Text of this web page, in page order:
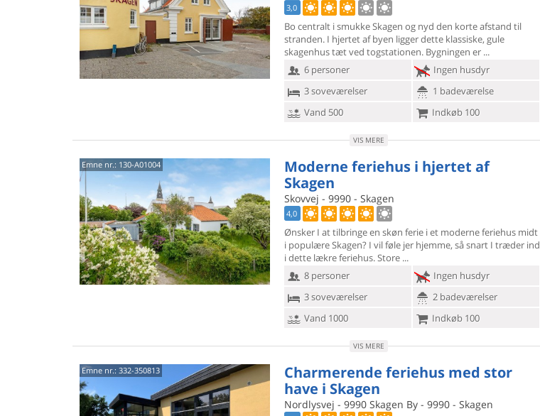
3,0
Bo centralt i smukke Skagen og nyd den korte afstand til
stranden. I hjertetaf byen ligger dette klassiske, gule
skagenhus tæt ved togstationen. Bygningen er
6 personer
Ingen husdyr
3 soveværelser
1 badeværelse
Vand 500
Indkøb 100
VIS MERE
Emne nr.: 130-A01004
Moderne feriehus i hjertet af
Skagen
Skovvej - 9990 - Skagen
4,0
Ønsker I at tilbringe en skøn ferie i et moderne feriehus midt
i populæreSkagen? I vil føle jer hjemme, så snart I træder ind
i dette lækre feriehus. Store
8 personer
Ingen husdyr
3 soveværelser
2 badeværelser
Vand 1000
Indkøb 100
VIS MERE
Emne nr.: 332-350813
Charmerende feriehus med stor
have i Skagen
Nordlysvej - 9990 Skagen By - 9990 - Skagen